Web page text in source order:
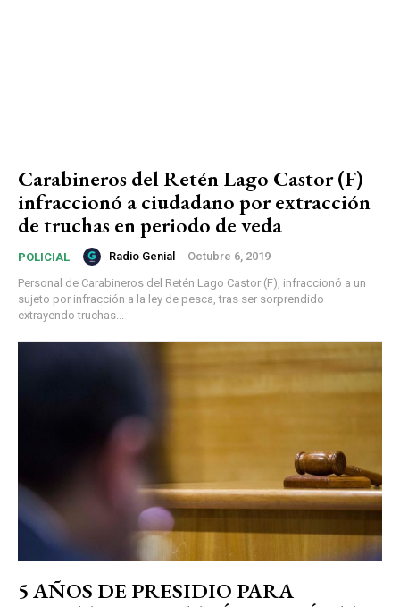
Carabineros del Retén Lago Castor (F)
infraccionó a ciudadano por extracción
de truchas en periodo de veda
POLICIAL Radio Genial - Octubre 6, 2019
Personal de Carabineros del Retén Lago Castor (F), infraccionó a un
sujeto por infracción a la ley de pesca, tras ser sorprendido
extrayendo truchas...
5 AÑOS DE PRESIDIO PARA